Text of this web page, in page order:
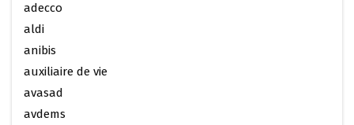
adecco
aldi
anibis
auxiliaire de vie
avasad
avdems